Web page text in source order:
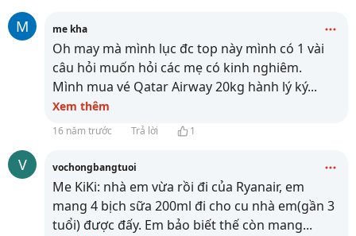
M me kha
Oh may mà mình lục đc top này mình có 1 vài
câu hỏi muốn hỏi các mẹ có kinh nghiêm.
Mình mua vé Qatar Airway 20kg hành lý ký...
Xem thêm
16 năm trước Trả lời 1
V vochongbangtuoi
Me KiKi: nhà em vừa rồi đi của Ryanair, em
mang 4 bịch sữa 200ml đi cho cu nhà em(gần 3
tuổi) được đấy. Em bảo biết thế còn mang...